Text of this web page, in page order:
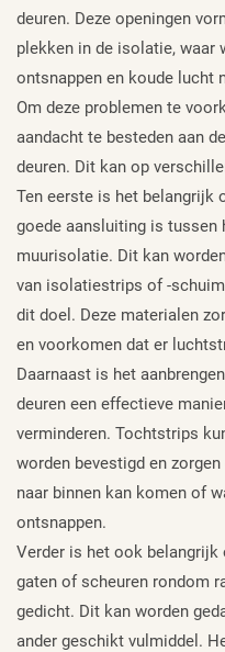
deuren. Deze openingen
plekken in de isolatie, waar
ontsnappen en koude lucht
Om deze problemen te
aandacht te besteden aan
deuren. Dit kan op
Ten eerste is het belangrijk
goede aansluiting is tussen
muurisolatie. Dit kan
van isolatiestrips of -
dit doel. Deze materialen
en voorkomen dat er
Daarnaast is het
deuren een effectieve
verminderen. Tochtstrips
worden bevestigd en
naar binnen kan komen of
ontsnappen.
Verder is het ook belangrijk
gaten of scheuren rondom
gedicht. Dit kan worden
ander geschikt vulmiddel.